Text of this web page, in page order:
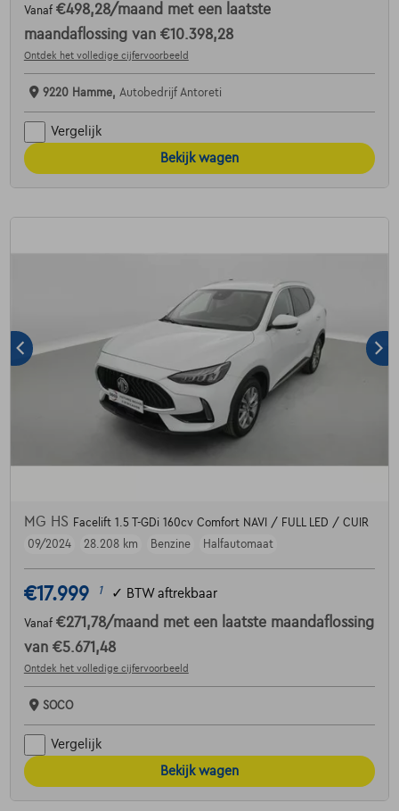
Vanaf €498,28/maand met een laatste
maandaflossing van €10.398,28
Ontdek het volledige cijfervoorbeeld
9220 Hamme, Autobedrijf Antoreti
Vergelijk
Bekijk wagen
MG HS Facelift 1.5 T-GDi 160cv Comfort NAVI / FULL LED / CUIR
09/2024
28.208 km Benzine Halfautomaat
€17.999 1 ✓ BTW aftrekbaar
Vanaf €271,78/maand met een laatste maandaflossing
van €5.671,48
Ontdek het volledige cijfervoorbeeld
SOCO
Vergelijk
Bekijk wagen